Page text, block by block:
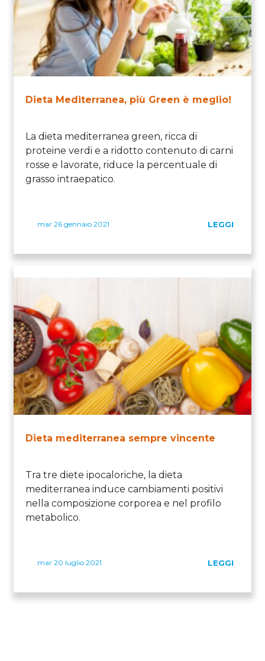
Dieta Mediterranea, più Green è meglio!
La dieta mediterranea green, ricca di
proteine verdi e a ridotto contenuto di carni
rosse e lavorate, riduce la percentuale di
grasso intraepatico.
mar 26 gennaio 2021 LEGGI
Dieta mediterranea sempre vincente
Tra tre diete ipocaloriche, la dieta
mediterranea induce cambiamenti positivi
nella composizione corporea e nel profilo
metabolico.
mar 20 luglio 2021 LEGGI